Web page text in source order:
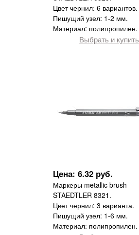
Цвет чернил: 6 вариантов.
Пишущий узел: 1-2 мм.
Материал: полипропилен.
Выбрать и купить
Цена: 6.32 руб.
Маркеры metallic brush
STAEDTLER 8321.
Цвет чернил: 3 варианта.
Пишущий узел: 1-6 мм.
Материал: полипропилен.